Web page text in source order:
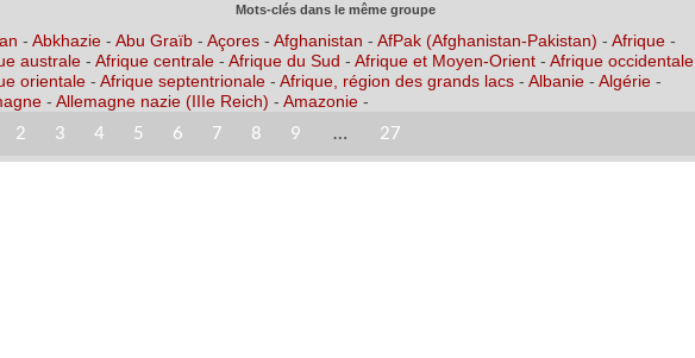
Mots-clés dans le même groupe
- Abkhazie- Abu Graïb- Açores- Afghanistan - AfPak (Afghanistan-Pakistan) - Afrique-
australe- Afrique centrale - Afrique du Sud - Afrique et Moyen-Orient - Afrique occidentale
orientale - Afrique septentrionale - Afrique, région des grands lacs- Albanie - Algérie -
- Allemagne nazie (IIIe Reich) - Amazonie-
2 3 4 5 6 7 8 9 … 27